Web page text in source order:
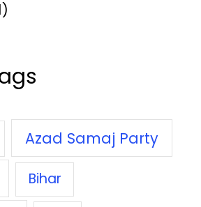
Azad Samaj Party
Bihar